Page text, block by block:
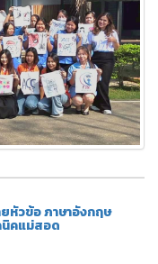
หัวข้อ ภาษาอังกฤษ
นิคแม่สอด